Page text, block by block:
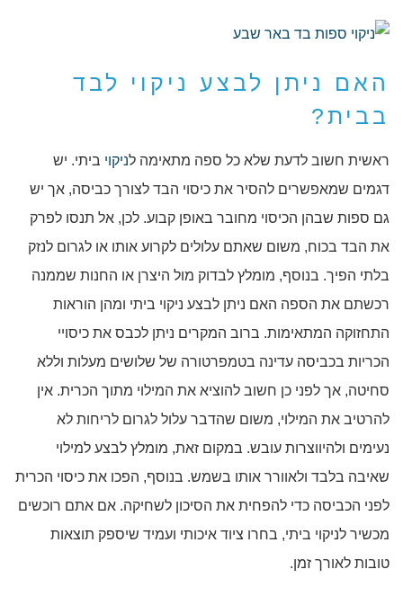
האם ניתן לבצע ניקוי לבד
בבית?
ראשית חשוב לדעת שלא כל ספה מתאימה לניקוי ביתי. יש
דגמים שמאפשרים להסיר את כיסוי הבד לצורך כביסה, אך יש
גם ספות שבהן הכיסוי מחובר באופן קבוע. לכן, אל תנסו לפרק
את הבד בכוח, משום שאתם עלולים לקרוע אותו או לגרום לנזק
בלתי הפיך. בנוסף, מומלץ לבדוק מול היצרן או החנות שממנה
רכשתם את הספה האם ניתן לבצע ניקוי ביתי ומהן הוראות
התחזוקה המתאימות. ברוב המקרים ניתן לכבס את כיסויי
הכריות בכביסה עדינה בטמפרטורה של שלושים מעלות וללא
סחיטה, אך לפני כן חשוב להוציא את המילוי מתוך הכרית. אין
להרטיב את המילוי, משום שהדבר עלול לגרום לריחות לא
נעימים ולהיווצרות עובש. במקום זאת, מומלץ לבצע למילוי
שאיבה בלבד ולאוורר אותו בשמש. בנוסף, הפכו את כיסוי הכרית
לפני הכביסה כדי להפחית את הסיכון לשחיקה. אם אתם רוכשים
מכשיר לניקוי ביתי, בחרו ציוד איכותי ועמיד שיספק תוצאות
טובות לאורך זמן.